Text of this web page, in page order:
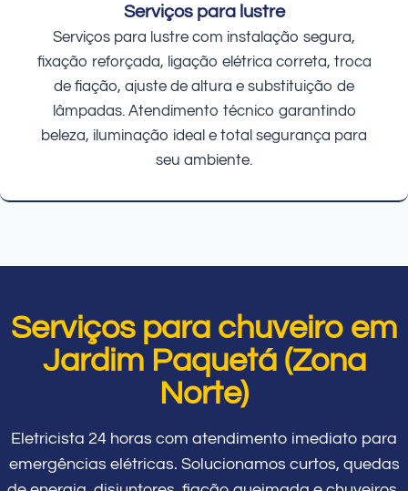
Serviços para lustre
Serviços para lustre com instalação segura,
fixação reforçada, ligação elétrica correta, troca
de fiação, ajuste de altura e substituição de
lâmpadas. Atendimento técnico garantindo
beleza, iluminação ideal e total segurança para
seu ambiente.
Serviços para chuveiro em
Jardim Paquetá (Zona
Norte)
Eletricista 24 horas com atendimento imediato para
emergências elétricas. Solucionamos curtos, quedas